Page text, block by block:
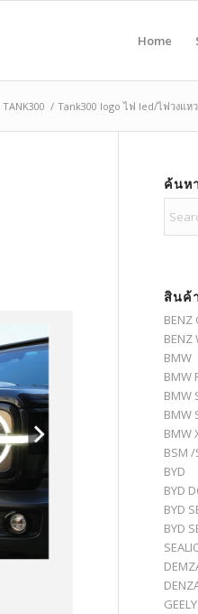
Home
TANK300 / Tank300 logo ไฟ led/ไฟวงแห
ค้นห
สินค้
BENZ
BENZ
BMW
BMW
BMW
BMW
BMW
BSM /
BYD
BYD
BYD
BYD